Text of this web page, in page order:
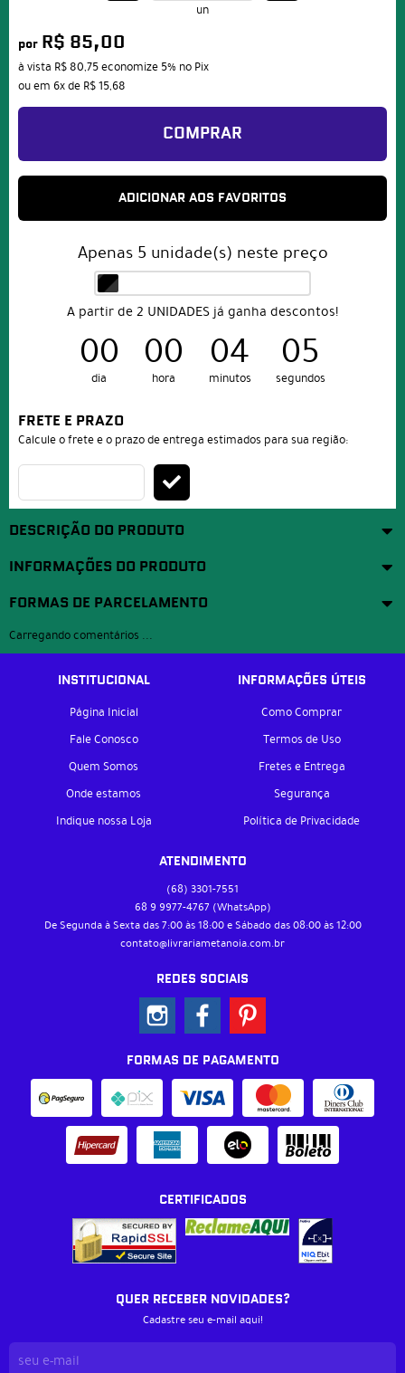
un
por R$ 85,00
à vista R$ 80,75economize 5% no Pix
ou em 6xde R$ 15,68
COMPRAR
ADICIONAR AOS FAVORITOS
Apenas 5 unidade(s) neste preço
A partir de 2 UNIDADES já ganha descontos!
00
dia
00
hora
04
minutos
05
segundos
FRETE E PRAZO
Calcule o frete e o prazo de entrega estimados para sua região:
DESCRIÇÃO DO PRODUTO
INFORMAÇÕES DO PRODUTO
FORMAS DE PARCELAMENTO
Carregando comentários ...
INSTITUCIONAL
Página Inicial
Fale Conosco
Quem Somos
Onde estamos
Indique nossa Loja
INFORMAÇÕES ÚTEIS
Como Comprar
Termos de Uso
Fretes e Entrega
Segurança
Política de Privacidade
ATENDIMENTO
(68) 3301-7551
68 9 9977-4767 (WhatsApp)
De Segunda à Sexta das 7:00 às 18:00 e Sábado das 08:00 às 12:00
contato@livrariametanoia.com.br
REDES SOCIAIS
FORMAS DE PAGAMENTO
CERTIFICADOS
QUER RECEBER NOVIDADES?
Cadastre seu e-mail aqui!